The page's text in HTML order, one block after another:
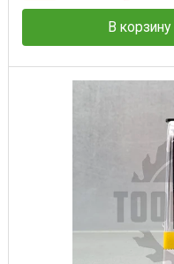
В корзину